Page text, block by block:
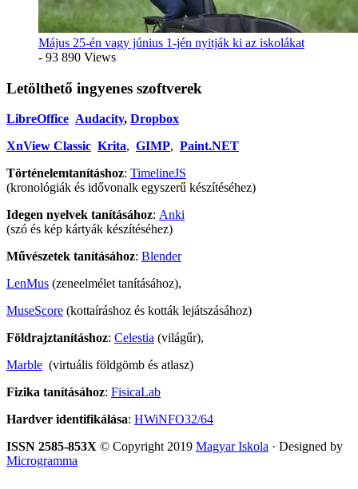
Május 25-én vagy június 1-jén nyitják ki az iskolákat
- 93 890 Views
Letölthető ingyenes szoftverek
LibreOffice Audacity, Dropbox
XnView Classic Krita, GIMP, Paint.NET
Történelemtanításhoz: TimelineJS
(kronológiák és idővonalk egyszerű készítéséhez)
Idegen nyelvek tanításához: Anki
(szó és kép kártyák készítéséhez)
Művészetek tanításához: Blender
LenMus (zeneelmélet tanításához),
MuseScore (kottaíráshoz és kották lejátszásához)
Földrajztanításhoz: Celestia (világűr),
Marble (virtuális földgömb és atlasz)
Fizika tanításához: FisicaLab
Hardver identifikálása: HWiNFO32/64
ISSN 2585-853X © Copyright 2019 Magyar Iskola · Designed by
Microgramma